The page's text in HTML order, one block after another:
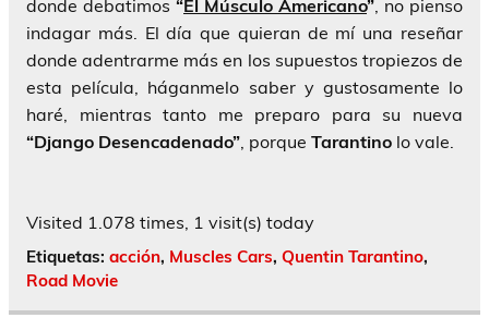
donde debatimos “El Músculo Americano” , no pienso
indagar más. El día que quieran de mí una reseñar
donde adentrarme más en los supuestos tropiezos de
esta película, háganmelo saber y gustosamente lo
haré, mientras tanto me preparo para su nueva
“Django Desencadenado” , porque Tarantino lo vale.
Visited 1.078 times, 1 visit(s) today
Etiquetas: acción, Muscles Cars, Quentin Tarantino,
Road Movie